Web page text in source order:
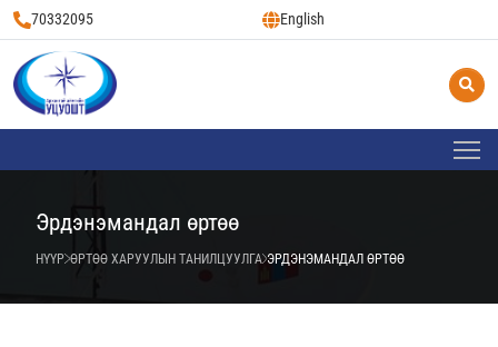
70332095 English
Эрдэнэмандал өртөө
НҮҮР ӨРТӨӨ ХАРУУЛЫН ТАНИЛЦУУЛГА ЭРДЭНЭМАНДАЛ ӨРТӨӨ